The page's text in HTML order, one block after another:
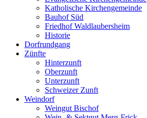
Katholische Kirchengemeinde
Bauhof Süd
Friedhof Waldlaubersheim
Historie
Dorfrundgang
Zünfte
Hinterzunft
Oberzunft
Unterzunft
Schweizer Zunft
Weindorf
Weingut Bischof